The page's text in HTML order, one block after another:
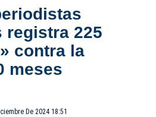
registra 225
contra la
meses
De 2024 18:51